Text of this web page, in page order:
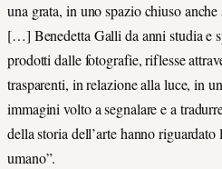
una grata, in uno spazio chiuso
[…] Benedetta Galli da anni studia e
prodotti dalle fotografie, riflesse
trasparenti, in relazione alla luce, in
immagini volto a segnalare e a
della storia dell’arte hanno
umano”.